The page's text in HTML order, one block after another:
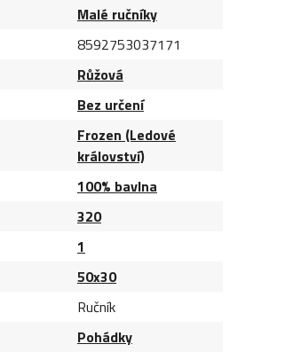
Malé ručníky
8592753037171
Růžová
Bez určení
Frozen (Ledové
království)
100% bavlna
320
1
50x30
Ručník
Pohádky